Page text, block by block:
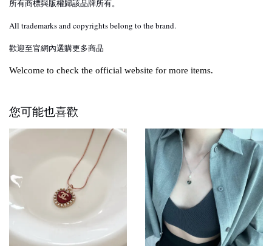
所有商標與版權歸該品牌所有。
All trademarks and copyrights belong to the brand.
歡迎至官網內選購更多商品
Welcome to check the official website for more items.
您可能也喜歡